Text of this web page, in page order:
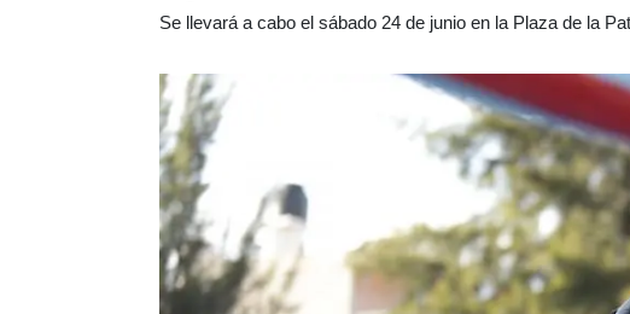
Se llevará a cabo el sábado 24 de junio en la Plaza de la